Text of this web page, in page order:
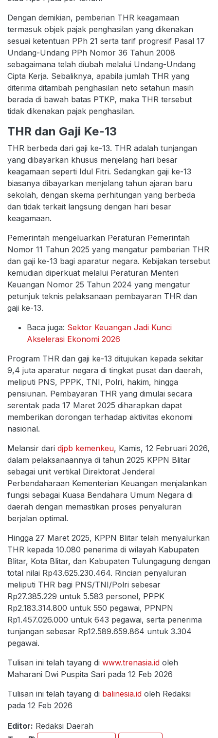
Dengan demikian, pemberian THR keagamaan
termasuk objek pajak penghasilan yang dikenakan
sesuai ketentuan PPh 21 serta tarif progresif Pasal 17
Undang-Undang PPh Nomor 36 Tahun 2008
sebagaimana telah diubah melalui Undang-Undang
Cipta Kerja. Sebaliknya, apabila jumlah THR yang
diterima ditambah penghasilan neto setahun masih
berada di bawah batas PTKP, maka THR tersebut
tidak dikenakan pajak penghasilan.
THR dan Gaji Ke-13
THR berbeda dari gaji ke-13. THR adalah tunjangan
yang dibayarkan khusus menjelang hari besar
keagamaan seperti Idul Fitri. Sedangkan gaji ke-13
biasanya dibayarkan menjelang tahun ajaran baru
sekolah, dengan skema perhitungan yang berbeda
dan tidak terkait langsung dengan hari besar
keagamaan.
Pemerintah mengeluarkan Peraturan Pemerintah
Nomor 11 Tahun 2025 yang mengatur pemberian THR
dan gaji ke-13 bagi aparatur negara. Kebijakan tersebut
kemudian diperkuat melalui Peraturan Menteri
Keuangan Nomor 25 Tahun 2024 yang mengatur
petunjuk teknis pelaksanaan pembayaran THR dan
gaji ke-13.
Baca juga: Sektor Keuangan Jadi Kunci
Akselerasi Ekonomi 2026
Program THR dan gaji ke-13 ditujukan kepada sekitar
9,4 juta aparatur negara di tingkat pusat dan daerah,
meliputi PNS, PPPK, TNI, Polri, hakim, hingga
pensiunan. Pembayaran THR yang dimulai secara
serentak pada 17 Maret 2025 diharapkan dapat
memberikan dorongan terhadap aktivitas ekonomi
nasional.
Melansir dari djpb kemenkeu, Kamis, 12 Februari 2026,
dalam pelaksanaannya di tahun 2025 KPPN Blitar
sebagai unit vertikal Direktorat Jenderal
Perbendaharaan Kementerian Keuangan menjalankan
fungsi sebagai Kuasa Bendahara Umum Negara di
daerah dengan memastikan proses penyaluran
berjalan optimal.
Hingga 27 Maret 2025, KPPN Blitar telah menyalurkan
THR kepada 10.080 penerima di wilayah Kabupaten
Blitar, Kota Blitar, dan Kabupaten Tulungagung dengan
total nilai Rp43.625.230.464. Rincian penyaluran
meliputi THR bagi PNS/TNI/Polri sebesar
Rp27.385.229 untuk 5.583 personel, PPPK
Rp2.183.314.800 untuk 550 pegawai, PPNPN
Rp1.457.026.000 untuk 643 pegawai, serta penerima
tunjangan sebesar Rp12.589.659.864 untuk 3.304
pegawai.
Tulisan ini telah tayang di www.trenasia.id oleh
Maharani Dwi Puspita Sari pada 12 Feb 2026
Tulisan ini telah tayang di balinesia.id oleh Redaksi
pada 12 Feb 2026
Editor: Redaksi Daerah